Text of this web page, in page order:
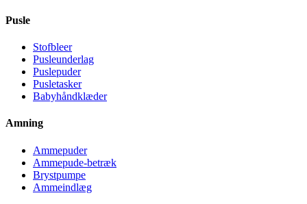
Pusle
Stofbleer
Pusleunderlag
Puslepuder
Pusletasker
Babyhåndklæder
Amning
Ammepuder
Ammepude-betræk
Brystpumpe
Ammeindlæg